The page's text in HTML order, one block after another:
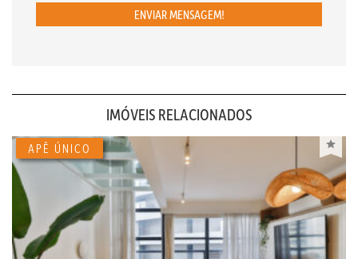
ENVIAR MENSAGEM!
IMÓVEIS RELACIONADOS